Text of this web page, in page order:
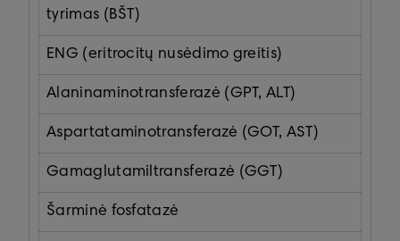
tyrimas (BŠT)
ENG (eritrocitų nusėdimo greitis)
Alaninaminotransferazė (GPT, ALT)
Aspartataminotransferazė (GOT, AST)
Gamaglutamiltransferazė (GGT)
Šarminė fosfatazė